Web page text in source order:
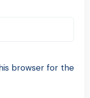
browser for the